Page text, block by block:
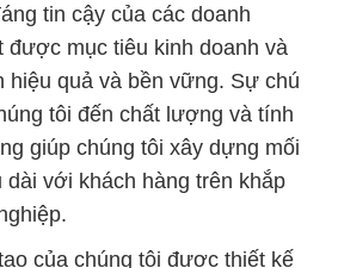
tin cậy của các doanh
được mục tiêu kinh doanh và
hiệu quả và bền vững. Sự chú
tôi đến chất lượng và tính
giúp chúng tôi xây dựng mối
dài với khách hàng trên khắp
của chúng tôi được thiết kế